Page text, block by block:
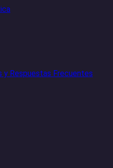
y Respuestas Frecuentes